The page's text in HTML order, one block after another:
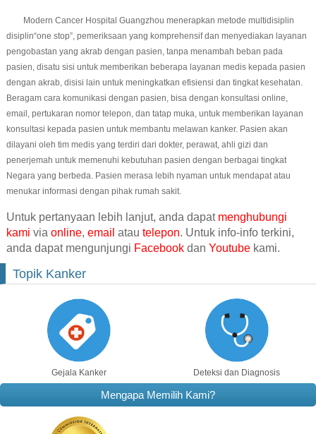
Modern Cancer Hospital Guangzhou menerapkan metode multidisiplin
disiplin“one stop”, pemeriksaan yang komprehensif dan menyediakan layanan
pengobastan yang akrab dengan pasien, tanpa menambah beban pada
pasien, disatu sisi untuk memberikan beberapa layanan medis kepada pasien
dengan akrab, disisi lain untuk meningkatkan efisiensi dan tingkat kesehatan.
Beragam cara komunikasi dengan pasien, bisa dengan konsultasi online,
email, pertukaran nomor telepon, dan tatap muka, untuk memberikan layanan
konsultasi kepada pasien untuk membantu melawan kanker. Pasien akan
dilayani oleh tim medis yang terdiri dari dokter, perawat, ahli gizi dan
penerjemah untuk memenuhi kebutuhan pasien dengan berbagai tingkat
Negara yang berbeda. Pasien merasa lebih nyaman untuk mendapat atau
menukar informasi dengan pihak rumah sakit.
Untuk pertanyaan lebih lanjut, anda dapat menghubungi
kami via online, email atau telepon. Untuk info-info terkini,
anda dapat mengunjungi Facebookdan Youtubekami.
Topik Kanker
Gejala Kanker Deteksi dan Diagnosis
Mengapa Memilih Kami?